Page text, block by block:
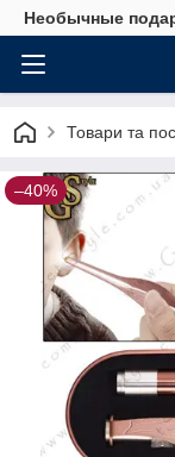
Необычные
Товари та
–40%